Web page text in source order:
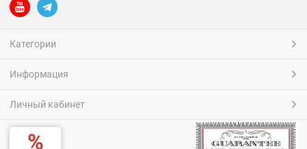
Категории
Информация
Личный кабинет